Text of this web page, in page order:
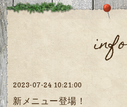
info
2023-07-24 10:21:00
新メニュー登場！